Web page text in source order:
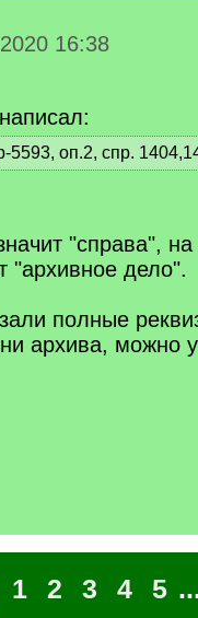
16:38
5593, оп.2, спр.
"справа",
"архивное дело".
полные
архива, можно
1 2 3 4 5